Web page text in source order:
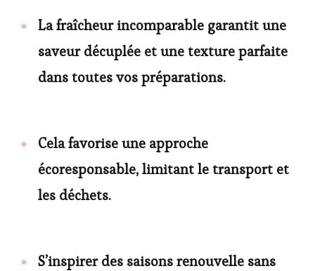
La fraîcheur incomparable garantit une
saveur décuplée et une texture parfaite
dans toutes vos préparations.
Cela favorise une approche
écoresponsable, limitant le transport et
les déchets.
S’inspirer des saisons renouvelle sans